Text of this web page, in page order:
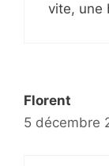
vite, une
Florent
5 décembre